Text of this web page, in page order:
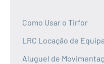
Como Usar o Tirfor
LRC Locação de
Aluguel de